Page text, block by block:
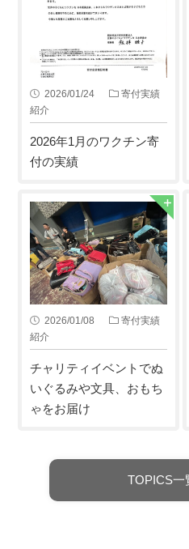
2026/01/24
寄付実績
紹介
2026年1月のワクチン寄
付の実績
2026/01/08
寄付実績
紹介
チャリティイベントでぬ
いぐるみや文具、おもち
ゃをお届け
TOPICS一